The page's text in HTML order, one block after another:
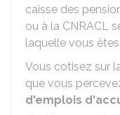
caisse des
ou à la CNRACL
laquelle vous
Vous cotisez sur
que vous
d'emplois